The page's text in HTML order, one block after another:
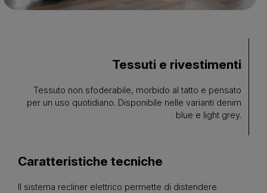
Tessuti e rivestimenti
Tessuto non sfoderabile, morbido al tatto e pensato
per un uso quotidiano. Disponibile nelle varianti denim
blue e light grey.
Caratteristiche tecniche
Il sistema recliner elettrico permette di distendere